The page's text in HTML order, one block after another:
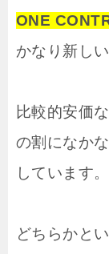
ONE
かなり新し
比較的安価
の割になか
しています。
どちらかと